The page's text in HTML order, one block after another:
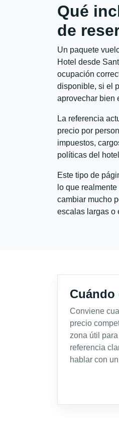
Qué
de
Un paquete
Hotel desde
ocupación
disponible, si el
aprovechar bien
La referencia
precio por
impuestos,
políticas del
Este tipo de
lo que
cambiar mucho
escalas largas o
Conviene
precio
zona útil
referencia
hablar con